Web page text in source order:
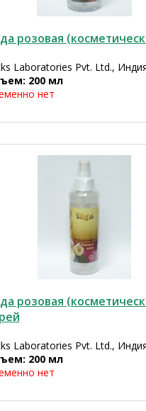
розовая
Laboratories Pvt. Ltd.,
200 мл
нет
розовая
Laboratories Pvt. Ltd.,
200 мл
нет